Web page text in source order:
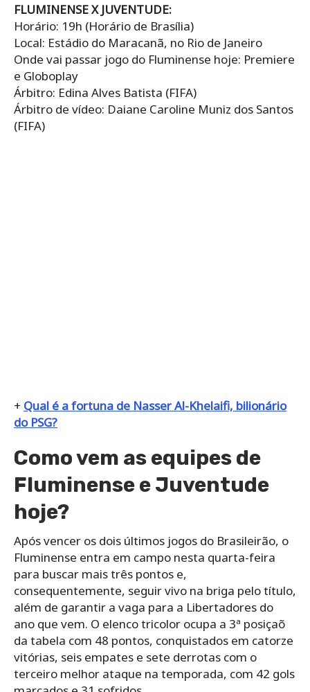
FLUMINENSE X JUVENTUDE:
Horário: 19h (Horário de Brasília)
Local: Estádio do Maracanã, no Rio de Janeiro
Onde vai passar jogo do Fluminense hoje: Premiere
e Globoplay
Árbitro: Edina Alves Batista (FIFA)
Árbitro de vídeo: Daiane Caroline Muniz dos Santos
(FIFA)
+ Qual é a fortuna de Nasser Al-Khelaifi, bilionário
do PSG?
Como vem as equipes de
Fluminense e Juventude
hoje?
Após vencer os dois últimos jogos do Brasileirão, o
Fluminense entra em campo nesta quarta-feira
para buscar mais três pontos e,
consequentemente, seguir vivo na briga pelo título,
além de garantir a vaga para a Libertadores do
ano que vem. O elenco tricolor ocupa a 3ª posiçaõ
da tabela com 48 pontos, conquistados em catorze
vitórias, seis empates e sete derrotas com o
terceiro melhor ataque na temporada, com 42 gols